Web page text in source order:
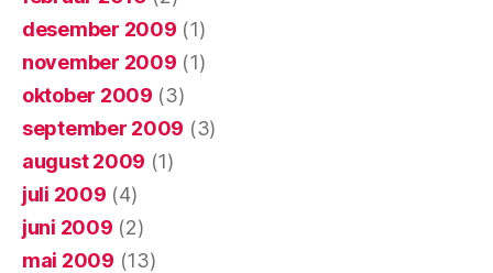
desember 2009 (1)
november 2009 (1)
oktober 2009 (3)
september 2009 (3)
august 2009 (1)
juli 2009 (4)
juni 2009 (2)
mai 2009 (13)